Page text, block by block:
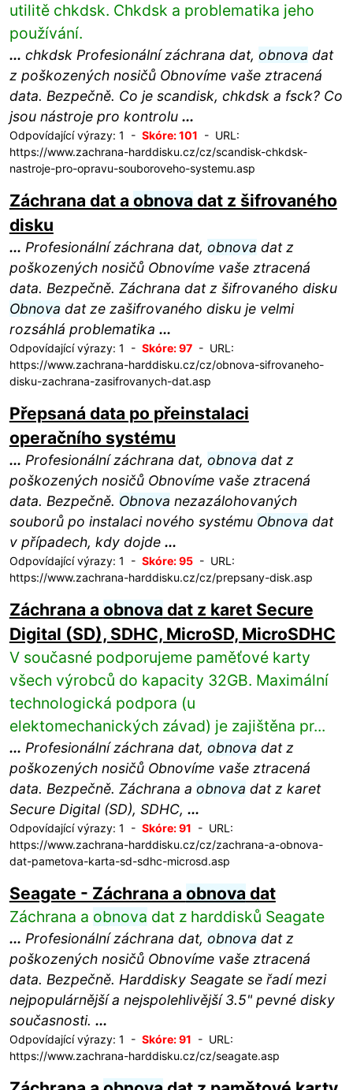
utilitě chkdsk. Chkdsk a problematika jeho
používání.
... chkdsk Profesionální záchrana dat, obnova dat
z poškozených nosičů Obnovíme vaše ztracená
data. Bezpečně. Co je scandisk, chkdsk a fsck? Co
jsou nástroje pro kontrolu ...
Odpovídající výrazy: 1 - Skóre: 101 - URL:
https://www.zachrana-harddisku.cz/cz/scandisk-chkdsk-
nastroje-pro-opravu-souboroveho-systemu.asp
Záchrana dat a obnova dat z šifrovaného
disku
... Profesionální záchrana dat, obnova dat z
poškozených nosičů Obnovíme vaše ztracená
data. Bezpečně. Záchrana dat z šifrovaného disku
Obnova dat ze zašifrovaného disku je velmi
rozsáhlá problematika ...
Odpovídající výrazy: 1 - Skóre: 97- URL:
https://www.zachrana-harddisku.cz/cz/obnova-sifrovaneho-
disku-zachrana-zasifrovanych-dat.asp
Přepsaná data po přeinstalaci
operačního systému
... Profesionální záchrana dat, obnova dat z
poškozených nosičů Obnovíme vaše ztracená
data. Bezpečně. Obnova nezazálohovaných
souborů po instalaci nového systému Obnova dat
v případech, kdy dojde ...
Odpovídající výrazy: 1 - Skóre: 95- URL:
https://www.zachrana-harddisku.cz/cz/prepsany-disk.asp
Záchrana a obnova dat z karet Secure
Digital (SD), SDHC, MicroSD, MicroSDHC
V současné podporujeme paměťové karty
všech výrobců do kapacity 32GB. Maximální
technologická podpora (u
elektomechanických závad) je zajištěna pr...
... Profesionální záchrana dat, obnova dat z
poškozených nosičů Obnovíme vaše ztracená
data. Bezpečně. Záchrana a obnova dat z karet
Secure Digital (SD), SDHC, ...
Odpovídající výrazy: 1 - Skóre: 91 - URL:
https://www.zachrana-harddisku.cz/cz/zachrana-a-obnova-
dat-pametova-karta-sd-sdhc-microsd.asp
Seagate - Záchrana a obnova dat
Záchrana a obnova dat z harddisků Seagate
... Profesionální záchrana dat, obnova dat z
poškozených nosičů Obnovíme vaše ztracená
data. Bezpečně. Harddisky Seagate se řadí mezi
nejpopulárnější a nejspolehlivější 3.5" pevné disky
současnosti. ...
Odpovídající výrazy: 1 - Skóre: 91 - URL:
https://www.zachrana-harddisku.cz/cz/seagate.asp